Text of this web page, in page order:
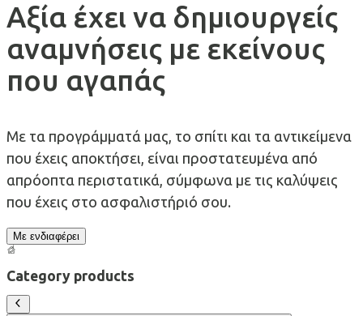
Αξία έχει να δημιουργείς
αναμνήσεις με εκείνους
που αγαπάς
Με τα προγράμματά μας, το σπίτι και τα αντικείμενα
που έχεις αποκτήσει, είναι προστατευμένα από
απρόοπτα περιστατικά, σύμφωνα με τις καλύψεις
που έχεις στο ασφαλιστήριό σου.
Με ενδιαφέρει
Category products